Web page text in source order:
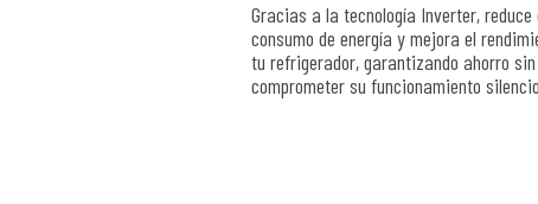
Gracias a la tecnología Inverter, reduce
consumo de energía y mejora el
tu refrigerador, garantizando ahorro sin
comprometer su funcionamiento